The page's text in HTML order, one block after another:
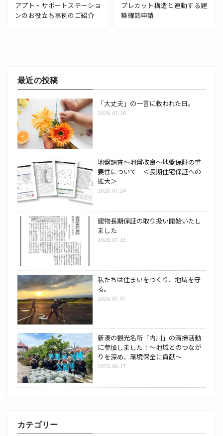
アプト・サポートステーショ
ンのお役立ち事例のご紹介
プレカット構造と連動する建
築確認申請
最近の投稿
「大丈夫」の一言に救われた日。
2026.07.30
地盤調査～地盤改良～地盤保証の重
要性について ＜長期住宅保証への
拡大＞
2026.07.24
建物長期保証の取り扱い開始いたし
ました
2026.07.13
私たちは住まいをつくり、地域を守
る。
2026.07.07
新湊の観光名所「内川」の清掃活動
に参加しました！～地域とのつなが
りを深め、環境保全に貢献～
2026.06.17
カテゴリー